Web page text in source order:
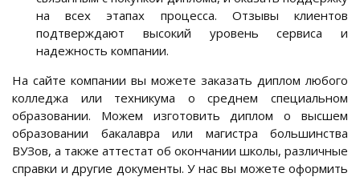
на всех этапах процесса. Отзывы клиентов
подтверждают высокий уровень сервиса и
надежность компании.
На сайте компании вы можете заказать диплом любого
колледжа или техникума о среднем специальном
образовании. Можем изготовить диплом о высшем
образовании бакалавра или магистра большинства
ВУЗов, а также аттестат об окончании школы, различные
справки и другие документы. У нас вы можете оформить